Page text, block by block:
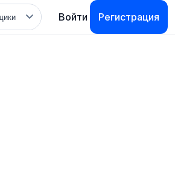
Войти Регистрация